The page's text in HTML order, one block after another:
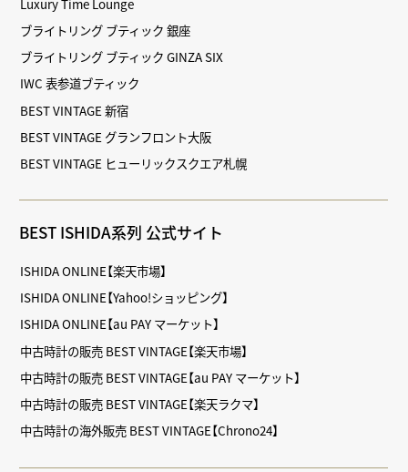
ブライトリング ブティック 銀座
ブライトリング ブティック GINZA SIX
IWC 表参道ブティック
BEST VINTAGE 新宿
BEST VINTAGE グランフロント大阪
BEST VINTAGE ヒューリックスクエア札幌
BEST ISHIDA系列 公式サイト
ISHIDA ONLINE【楽天市場】
ISHIDA ONLINE【Yahoo!ショッピング】
ISHIDA ONLINE【au PAY マーケット】
中古時計の販売 BEST VINTAGE【楽天市場】
中古時計の販売 BEST VINTAGE【au PAY マーケット】
中古時計の販売 BEST VINTAGE【楽天ラクマ】
中古時計の海外販売 BEST VINTAGE【Chrono24】